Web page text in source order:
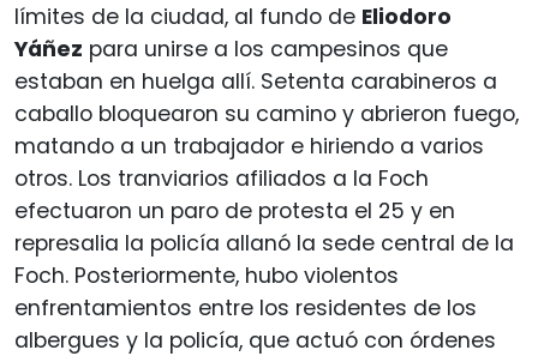
límites de la ciudad, al fundo de Eliodoro
Yáñez para unirse a los campesinos que
estaban en huelga allí. Setenta carabineros a
caballo bloquearon su camino y abrieron fuego,
matando a un trabajador e hiriendo a varios
otros. Los tranviarios afiliados a la Foch
efectuaron un paro de protesta el 25 y en
represalia la policía allanó la sede central de la
Foch. Posteriormente, hubo violentos
enfrentamientos entre los residentes de los
albergues y la policía, que actuó con órdenes